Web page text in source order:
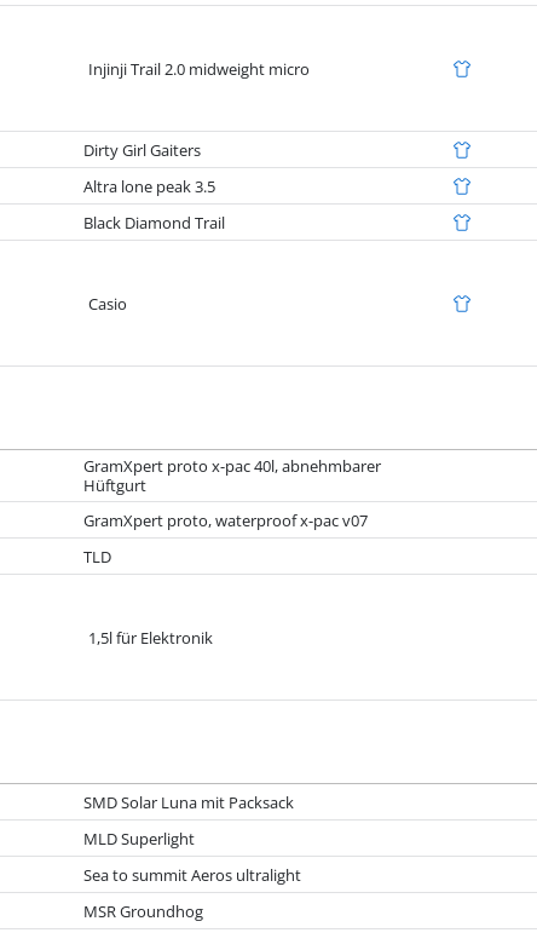
Injinji Trail 2.0 midweight micro
Dirty Girl Gaiters
Altra lone peak 3.5
Black Diamond Trail
Casio
GramXpert proto x-pac 40l, abnehmbarer
Hüftgurt
GramXpert proto, waterproof x-pac v07
TLD
1,5l für Elektronik
SMD Solar Luna mit Packsack
MLD Superlight
Sea to summit Aeros ultralight
MSR Groundhog